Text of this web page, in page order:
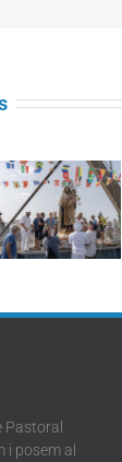
més de
persones
Pastoral
i posem al